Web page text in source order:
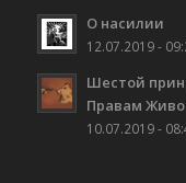
О насилии
12.07.2019 -
Шестой
Правам
10.07.2019 -